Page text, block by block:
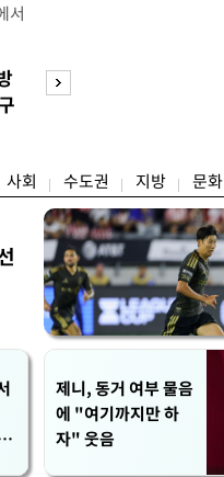
서
후보
전날 제주
따라 누
사회 수도권 지방 문화
제니, 동거 여부 물음
에 "여기까지만 하
자" 웃음